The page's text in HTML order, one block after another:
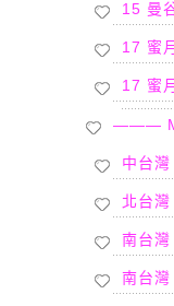
15 曼
17 蜜
17 蜜
———
中台
北台
南台
南台